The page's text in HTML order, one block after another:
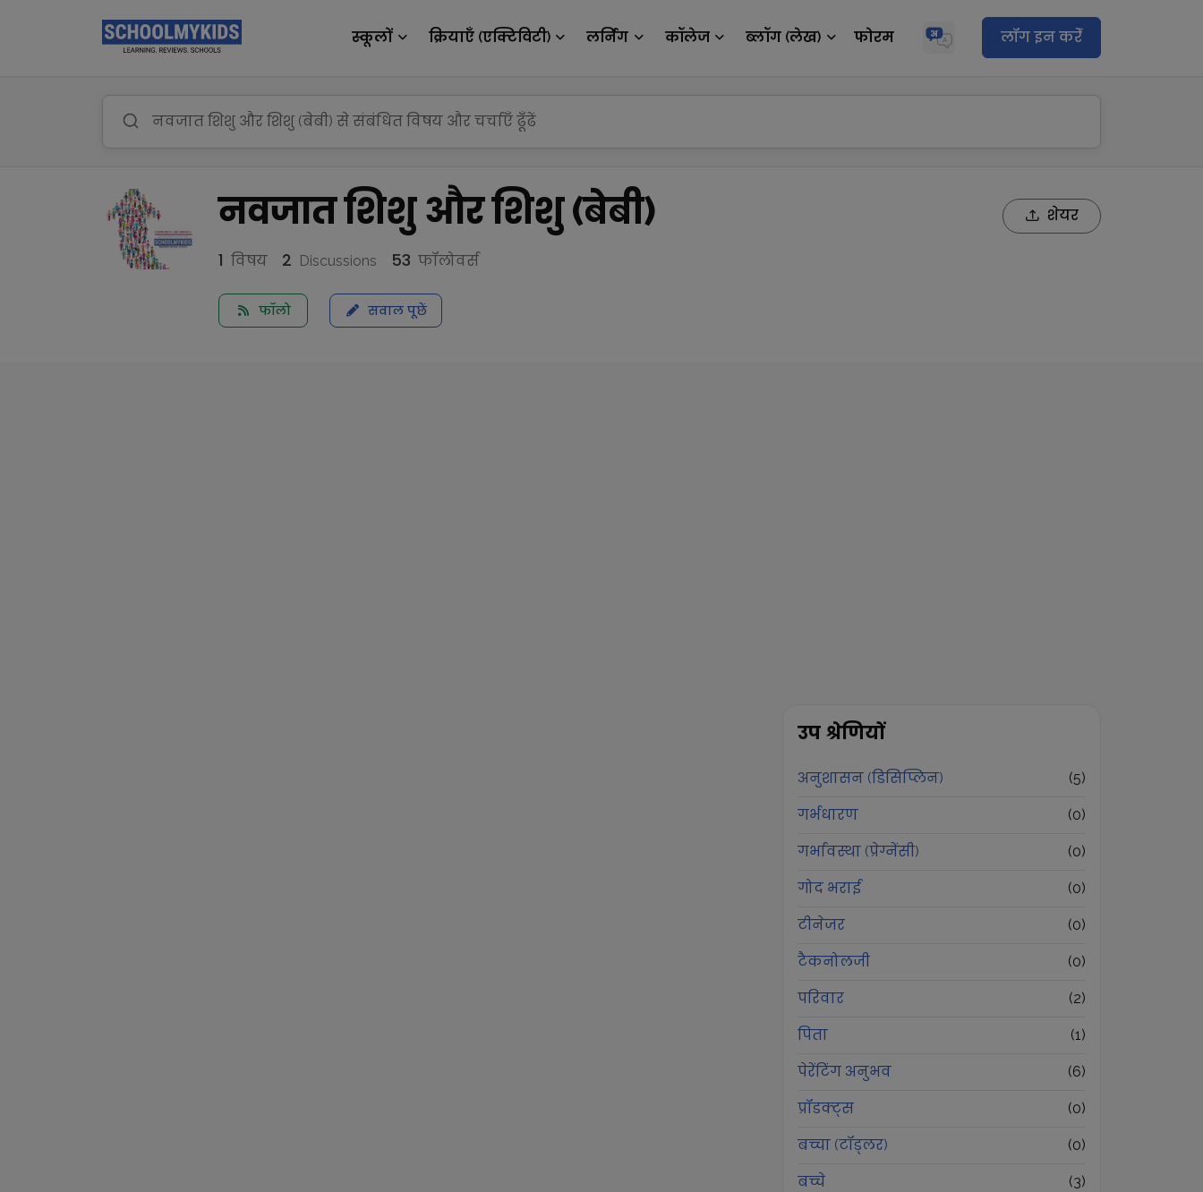
स्कूलों क्रियाएँ (एक्टिविटी) लर्निंग कॉलेज ब्लॉग (लेख) फोरम लॉग इन करेंं
नवजात शिशु और शिशु (बेबी) शेयर
1 विषय 2 Discussions 53 फॉलोवर्स
फॉलो सवाल पूछें
उप श्रेणियों
अनुशासन (डिसिप्लिन) (5)
गर्भधारण (0)
गर्भावस्था (प्रेग्नेंसी) (0)
गोद भराई (0)
टीनेजर (0)
टैकनोलजी (0)
परिवार (2)
पिता (1)
पेरेंटिंग अनुभव (6)
प्रॉडक्ट्स (0)
बच्चा (टॉड्लर) (0)
बच्चे (3)